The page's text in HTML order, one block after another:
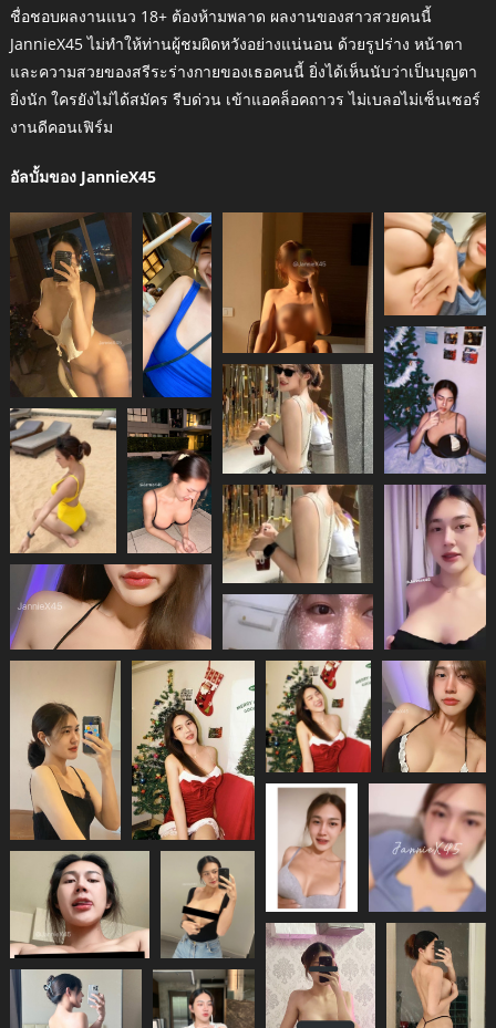
ชื่อชอบผลงานแนว 18+ ต้องห้ามพลาด ผลงานของสาวสวยคนนี้
JannieX45 ไม่ทำให้ท่านผู้ชมผิดหวังอย่างแน่นอน ด้วยรูปร่าง หน้าตา
และความสวยของสรีระร่างกายของเธอคนนี้ ยิ่งได้เห็นนับว่าเป็นบุญตา
ยิ่งนัก ใครยังไม่ได้สมัคร รีบด่วน เข้าแอคล็อคถาวร ไม่เบลอไม่เซ็นเซอร์
งานดีคอนเฟิร์ม
อัลบั้มของ JannieX45